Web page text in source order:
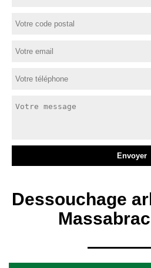
Dessouchage